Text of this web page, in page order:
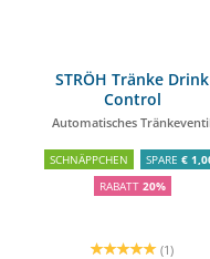
STRÖH Tränke Drink
Control
Automatisches
SCHNÄPPCHEN SPARE €
RABATT 20%
(1)